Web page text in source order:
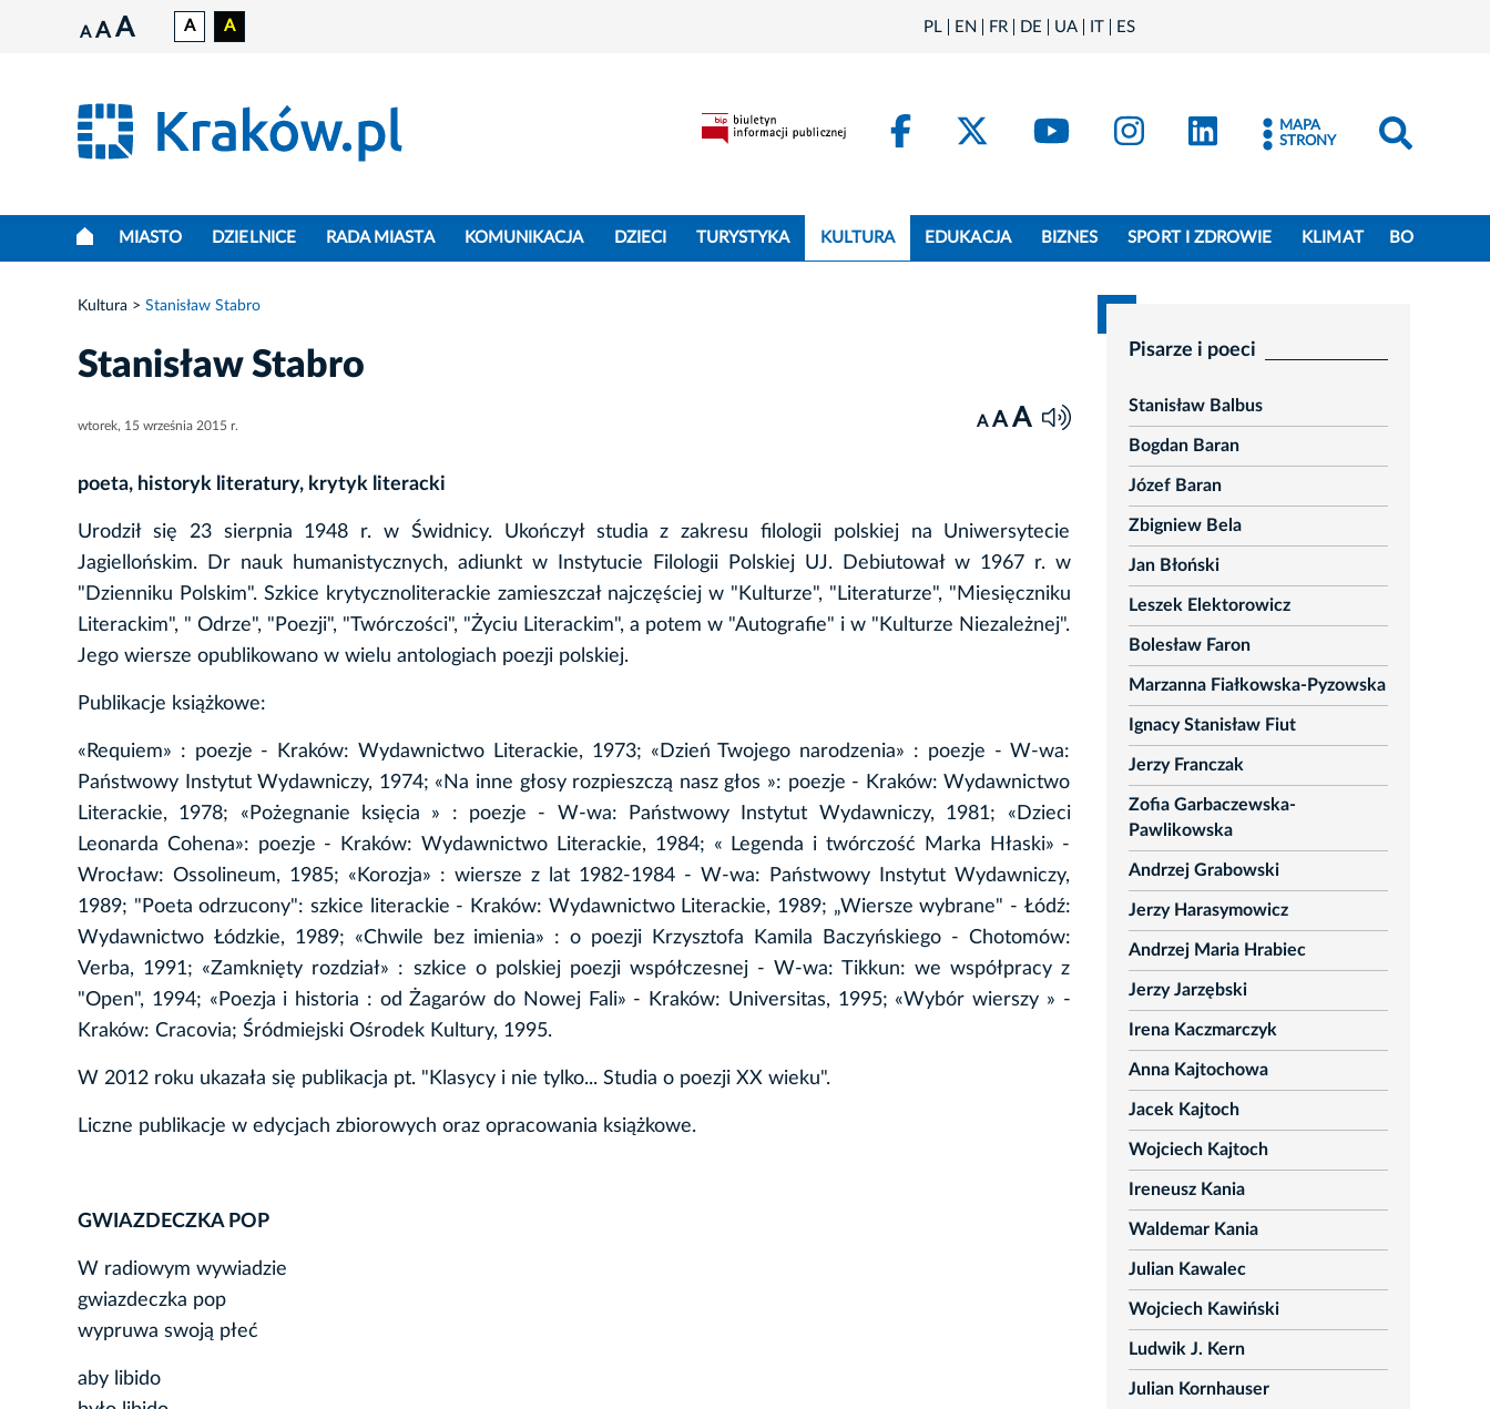
A A A A A PL EN FR DE UA IT ES
FacebookKraków - X
Kraków - YouTube
Kraków - Instagram
Kraków - LinkedIn
MAPA
STRONY
MIASTO DZIELNICE RADA MIASTA KOMUNIKACJA DZIECI TURYSTYKA KULTURA EDUKACJA BIZNES SPORT I ZDROWIE KLIMAT BO
Kultura Stanisław Stabro
Stanisław Stabro
wtorek, 15 września 2015 r. A A A
poeta, historyk literatury, krytyk literacki
Urodził się 23 sierpnia 1948 r. w Świdnicy. Ukończył studia z zakresu filologii polskiej na Uniwersytecie
Jagiellońskim. Dr nauk humanistycznych, adiunkt w Instytucie Filologii Polskiej UJ. Debiutował w 1967 r. w
"Dzienniku Polskim". Szkice krytycznoliterackie zamieszczał najczęściej w "Kulturze", "Literaturze", "Miesięczniku
Literackim", " Odrze", "Poezji", "Twórczości", "Życiu Literackim", a potem w "Autografie" i w "Kulturze Niezależnej".
Jego wiersze opublikowano w wielu antologiach poezji polskiej.
Publikacje książkowe:
«Requiem» : poezje - Kraków: Wydawnictwo Literackie, 1973; «Dzień Twojego narodzenia» : poezje - W-wa:
Państwowy Instytut Wydawniczy, 1974; «Na inne głosy rozpieszczą nasz głos »: poezje - Kraków: Wydawnictwo
Literackie, 1978; «Pożegnanie księcia » : poezje - W-wa: Państwowy Instytut Wydawniczy, 1981; «Dzieci
Leonarda Cohena»: poezje - Kraków: Wydawnictwo Literackie, 1984; « Legenda i twórczość Marka Hłaski» -
Wrocław: Ossolineum, 1985; «Korozja» : wiersze z lat 1982-1984 - W-wa: Państwowy Instytut Wydawniczy,
1989; "Poeta odrzucony": szkice literackie - Kraków: Wydawnictwo Literackie, 1989; „Wiersze wybrane" - Łódź:
Wydawnictwo Łódzkie, 1989; «Chwile bez imienia» : o poezji Krzysztofa Kamila Baczyńskiego - Chotomów:
Verba, 1991; «Zamknięty rozdział» : szkice o polskiej poezji współczesnej - W-wa: Tikkun: we współpracy z
"Open", 1994; «Poezja i historia : od Żagarów do Nowej Fali» - Kraków: Universitas, 1995; «Wybór wierszy » -
Kraków: Cracovia; Śródmiejski Ośrodek Kultury, 1995.
W 2012 roku ukazała się publikacja pt. "Klasycy i nie tylko... Studia o poezji XX wieku".
Liczne publikacje w edycjach zbiorowych oraz opracowania książkowe.
GWIAZDECZKA POP
W radiowym wywiadzie
gwiazdeczka pop
wypruwa swoją płeć
aby libido
Pisarze i poeci
Stanisław Balbus
Bogdan Baran
Józef Baran
Zbigniew Bela
Jan Błoński
Leszek Elektorowicz
Bolesław Faron
Marzanna Fiałkowska-Pyzowska
Ignacy Stanisław Fiut
Jerzy Franczak
Zofia Garbaczewska-
Pawlikowska
Andrzej Grabowski
Jerzy Harasymowicz
Andrzej Maria Hrabiec
Jerzy Jarzębski
Irena Kaczmarczyk
Anna Kajtochowa
Jacek Kajtoch
Wojciech Kajtoch
Ireneusz Kania
Waldemar Kania
Julian Kawalec
Wojciech Kawiński
Ludwik J. Kern
Julian Kornhauser